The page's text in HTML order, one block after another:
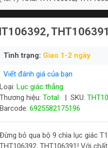
THT106391
Tình trạng: Giao 1-2 ngày
Viết đánh giá của bạn
Loại: Lục giác thẳng
Thương hiệu: Total | SKU:
Barcode: 6925582175196
Đừng bỏ qua bộ 9 chìa lục giác
THT106392, THT106391! Với